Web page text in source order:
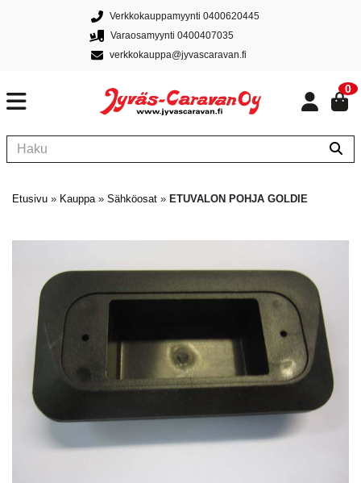
Verkkokauppamyynti 0400620445
Varaosamyynti 0400407035
verkkokauppa@jyvascaravan.fi
0
Etusivu » Kauppa» Sähköosat » ETUVALON POHJA GOLDIE